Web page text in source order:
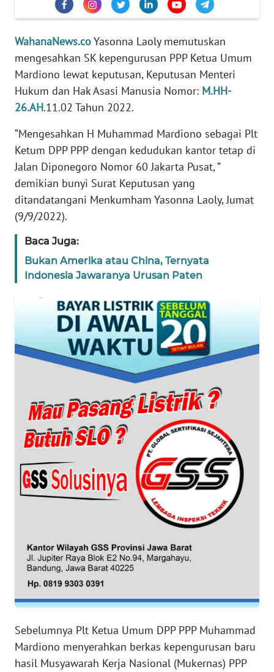
WahanaNews.coYasonna Laoly memutuskan
mengesahkan SK kepengurusan PPP Ketua Umum
Mardiono lewat keputusan, Keputusan Menteri
Hukum dan Hak Asasi Manusia Nomor: M.HH-
26.AH.11.02 Tahun 2022.
“Mengesahkan H Muhammad Mardiono sebagai Plt
Ketum DPP PPP dengan kedudukan kantor tetap di
Jalan Diponegoro Nomor 60 Jakarta Pusat, ”
demikian bunyi Surat Keputusan yang
ditandatangani Menkumham Yasonna Laoly, Jumat
(9/9/2022).
Baca Juga:
Bukan Amerika atau China, Ternyata
Indonesia Jawaranya Urusan Paten
Sebelumnya Plt Ketua Umum DPP PPP Muhammad
Mardiono menyerahkan berkas kepengurusan baru
hasil Musyawarah Kerja Nasional (Mukernas) PPP
REDAKSI
KARIR
DISCLAIMER
Wahana
News
Regional
WN
SUMUT
JAKARTA
WN
WN
KEPRI
PAPUA
WN
WN
WN
JAMBI